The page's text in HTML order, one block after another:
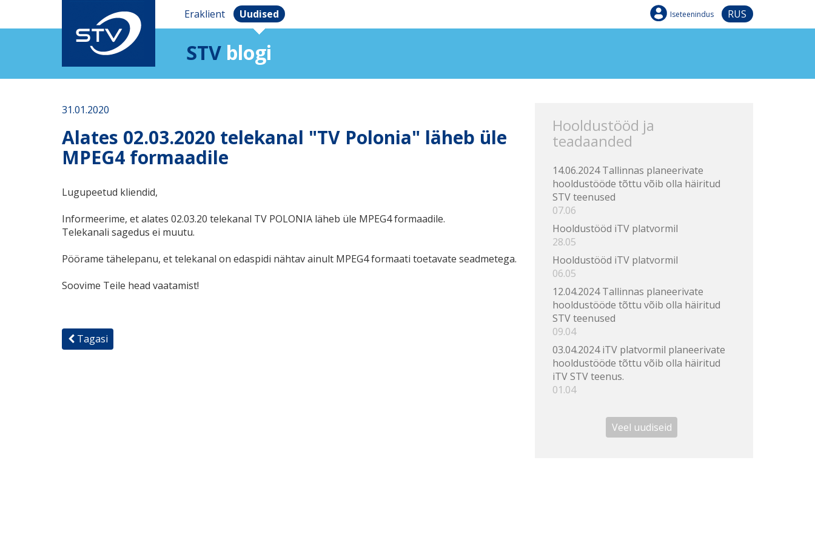
Eraklient Uudised Iseteenindus RUS
STV blogi
31.01.2020
Alates 02.03.2020 telekanal "TV Polonia" läheb üle
MPEG4 formaadile
Lugupeetud kliendid,
Informeerime, et alates 02.03.20 telekanal TV POLONIA läheb üle MPEG4 formaadile.
Telekanali sagedus ei muutu.
Pöörame tähelepanu, et telekanal on edaspidi nähtav ainult MPEG4 formaati toetavate seadmetega.
Soovime Teile head vaatamist!
Tagasi
Hooldustööd ja
teadaanded
14.06.2024 Tallinnas planeerivate
hooldustööde tõttu võib olla häiritud
STV teenused
07.06
Hooldustööd iTV platvormil
28.05
Hooldustööd iTV platvormil
06.05
12.04.2024 Tallinnas planeerivate
hooldustööde tõttu võib olla häiritud
STV teenused
09.04
03.04.2024 iTV platvormil planeerivate
hooldustööde tõttu võib olla häiritud
iTV STV teenus.
01.04
Veel uudiseid